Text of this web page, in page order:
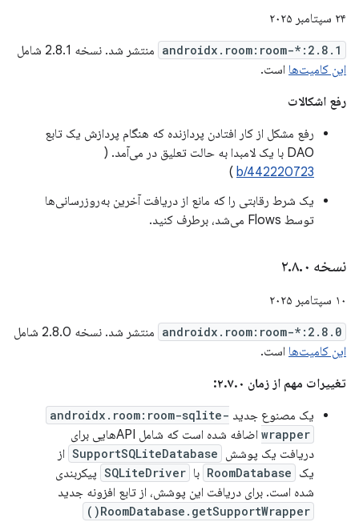
۲۴ سپتامبر ۲۰۲۵
androidx.room:room-*:2.8.1 منتشر شد. نسخه 2.8.1 شامل
این کامیت‌ها است.
رفع اشکالات
رفع مشکل از کار افتادن پردازنده که هنگام پردازش یک تابع
DAO با یک لامبدا به حالت تعلیق در می‌آمد. (
b/442220723
)
یک شرط رقابتی را که مانع از دریافت آخرین به‌روزرسانی‌ها
توسط Flows می‌شد، برطرف کنید.
نسخه ۲ .۸.۰
۱۰ سپتامبر ۲۰۲۵
androidx.room:room-*:2.8.0 منتشر شد. نسخه 2.8.0 شامل
این کامیت‌ها است.
تغییرات مهم از زمان ۲.۷.۰:
یک مصنوع جدید androidx.room:room-sqlite-
wrapper
اضافه شده است که شامل APIهایی برای
دریافت یک پوشش SupportSQLiteDatabase از
یک RoomDatabase با SQLiteDriver پیکربندی
شده است. برای دریافت این پوشش، از تابع افزونه جدید
RoomDatabase.getSupportWrapper()